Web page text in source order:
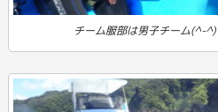
チーム服部は男子チーム(^-^)